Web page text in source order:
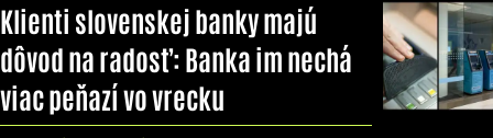
Klienti slovenskej banky majú
dôvod na radosť: Banka im nechá
viac peňazí vo vrecku